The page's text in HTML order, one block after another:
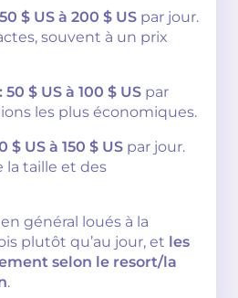
$ US à 200 $ US par jour.
souvent à un prix
50 $ US à 100 $ US par
les plus économiques.
$ US à 150 $ US par jour.
la taille et des
en général loués à la
plutôt qu’au jour, et les
selon le resort/la
.